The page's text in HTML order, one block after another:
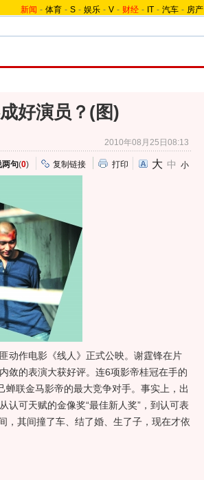
新闻 - 体育 - S - 娱乐 - V - 财经 - IT - 汽车 - 房产
好演员？(图)
2010年08月25日08:13
两句(0) 复制链接 打印 大 中 小
作电影《线人》正式公映。谢霆锋在片
的表演大获好评。连6项影帝桂冠在手的
蝉联金马影帝的最大竞争对手。事实上，出
认可天赋的金像奖“最佳新人奖”，到认可表
，其间撞了车、结了婚、生了子，现在才依